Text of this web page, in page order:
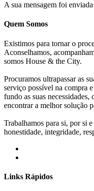
A sua mensagem foi
Quem Somos
Existimos para tornar o
Aconselhamos,
somos House & the City.
Procuramos ultrapassar as
serviço possível na compra
fundo as suas
encontrar a melhor solução
Trabalhamos para si, por si
honestidade, integridade,
Links Rápidos